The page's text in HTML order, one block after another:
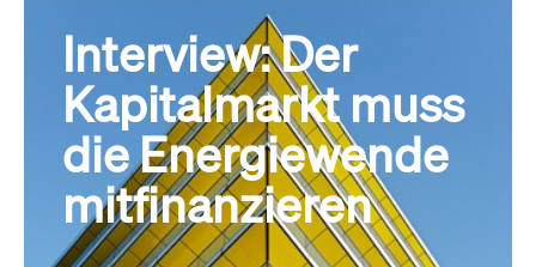
Interview: Der
Kapitalmarkt muss
die Energiewende
mitfinanzieren